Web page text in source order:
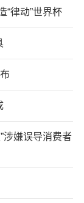
“律动”世界杯
涉嫌误导消费者